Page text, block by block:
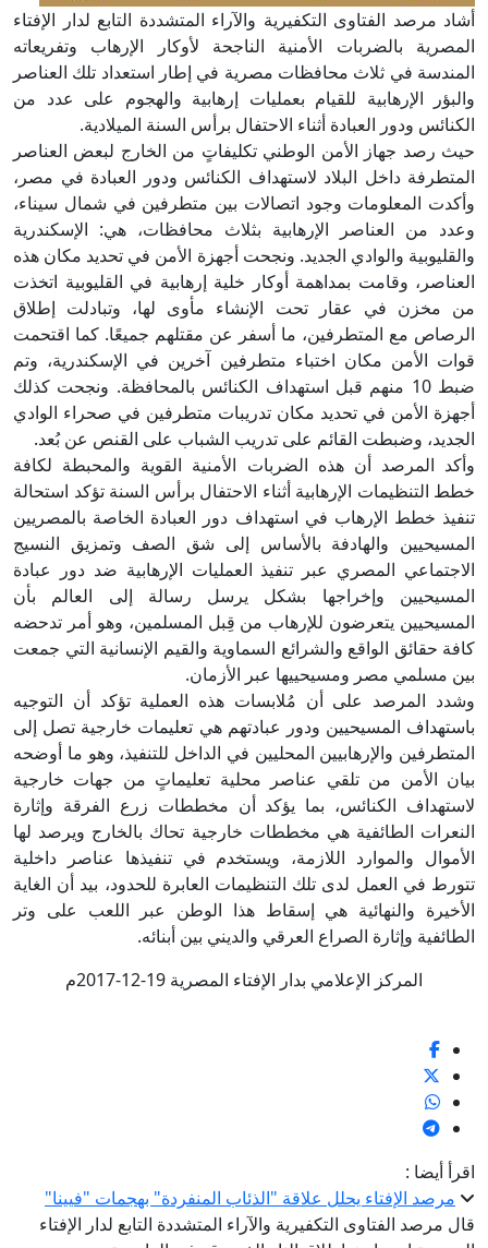
أشاد مرصد الفتاوى التكفيرية والآراء المتشددة التابع لدار الإفتاء
المصرية بالضربات الأمنية الناجحة لأوكار الإرهاب وتفريعاته
المندسة في ثلاث محافظات مصرية في إطار استعداد تلك العناصر
والبؤر الإرهابية للقيام بعمليات إرهابية والهجوم على عدد من
الكنائس ودور العبادة أثناء الاحتفال برأس السنة الميلادية.
حيث رصد جهاز الأمن الوطني تكليفاتٍ من الخارج لبعض العناصر
المتطرفة داخل البلاد لاستهداف الكنائس ودور العبادة في مصر،
وأكدت المعلومات وجود اتصالات بين متطرفين في شمال سيناء،
وعدد من العناصر الإرهابية بثلاث محافظات، هي: الإسكندرية
والقليوبية والوادي الجديد. ونجحت أجهزة الأمن في تحديد مكان هذه
العناصر، وقامت بمداهمة أوكار خلية إرهابية في القليوبية اتخذت
من مخزن في عقار تحت الإنشاء مأوى لها، وتبادلت إطلاق
الرصاص مع المتطرفين، ما أسفر عن مقتلهم جميعًا. كما اقتحمت
قوات الأمن مكان اختباء متطرفين آخرين في الإسكندرية، وتم
ضبط 10 منهم قبل استهداف الكنائس بالمحافظة. ونجحت كذلك
أجهزة الأمن في تحديد مكان تدريبات متطرفين في صحراء الوادي
الجديد، وضبطت القائم على تدريب الشباب على القنص عن بُعد.
وأكد المرصد أن هذه الضربات الأمنية القوية والمحبطة لكافة
خطط التنظيمات الإرهابية أثناء الاحتفال برأس السنة تؤكد استحالة
تنفيذ خطط الإرهاب في استهداف دور العبادة الخاصة بالمصريين
المسيحيين والهادفة بالأساس إلى شق الصف وتمزيق النسيج
الاجتماعي المصري عبر تنفيذ العمليات الإرهابية ضد دور عبادة
المسيحيين وإخراجها بشكل يرسل رسالة إلى العالم بأن
المسيحيين يتعرضون للإرهاب من قِبل المسلمين، وهو أمر تدحضه
كافة حقائق الواقع والشرائع السماوية والقيم الإنسانية التي جمعت
بين مسلمي مصر ومسيحييها عبر الأزمان.
وشدد المرصد على أن مُلابسات هذه العملية تؤكد أن التوجيه
باستهداف المسيحيين ودور عبادتهم هي تعليمات خارجية تصل إلى
المتطرفين والإرهابيين المحليين في الداخل للتنفيذ، وهو ما أوضحه
بيان الأمن من تلقي عناصر محلية تعليماتٍ من جهات خارجية
لاستهداف الكنائس، بما يؤكد أن مخططات زرع الفرقة وإثارة
النعرات الطائفية هي مخططات خارجية تحاك بالخارج ويرصد لها
الأموال والموارد اللازمة، ويستخدم في تنفيذها عناصر داخلية
تتورط في العمل لدى تلك التنظيمات العابرة للحدود، بيد أن الغاية
الأخيرة والنهائية هي إسقاط هذا الوطن عبر اللعب على وتر
الطائفية وإثارة الصراع العرقي والديني بين أبنائه.
المركز الإعلامي بدار الإفتاء المصرية 19-12-2017م
اقرأ أيضا :
مرصد الإفتاء يحلل علاقة "الذئاب المنفردة" بهجمات "فيينا"
قال مرصد الفتاوى التكفيرية والآراء المتشددة التابع لدار الإفتاء